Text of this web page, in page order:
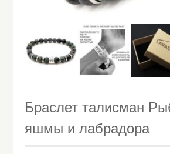
Браслет талисман
яшмы и лабрадора